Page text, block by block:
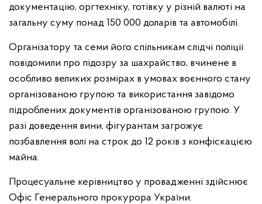
документацію, оргтехніку, готівку у різній валюті на
загальну суму понад 150 000 доларів та автомобілі.
Організатору та семи його спільникам слідчі поліції
повідомили про підозру за шахрайство, вчинене в
особливо великих розмірах в умовах воєнного стану
організованою групою та використання завідомо
підроблених документів організованою групою. У
разі доведення вини, фігурантам загрожує
позбавлення волі на строк до 12 років з конфіскацією
майна.
Процесуальне керівництво у провадженні здійснює
Офіс Генерального прокурора України.